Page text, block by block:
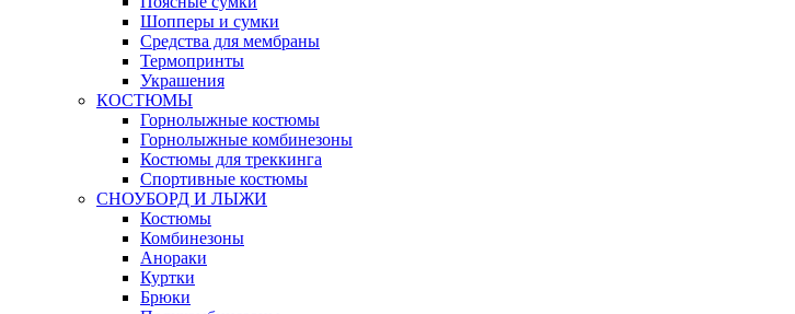
Шопперы и сумки
Средства для мембраны
Термопринты
Украшения
КОСТЮМЫ
Горнолыжные костюмы
Горнолыжные комбинезоны
Костюмы для треккинга
Спортивные костюмы
СНОУБОРД И ЛЫЖИ
Костюмы
Комбинезоны
Анораки
Куртки
Брюки